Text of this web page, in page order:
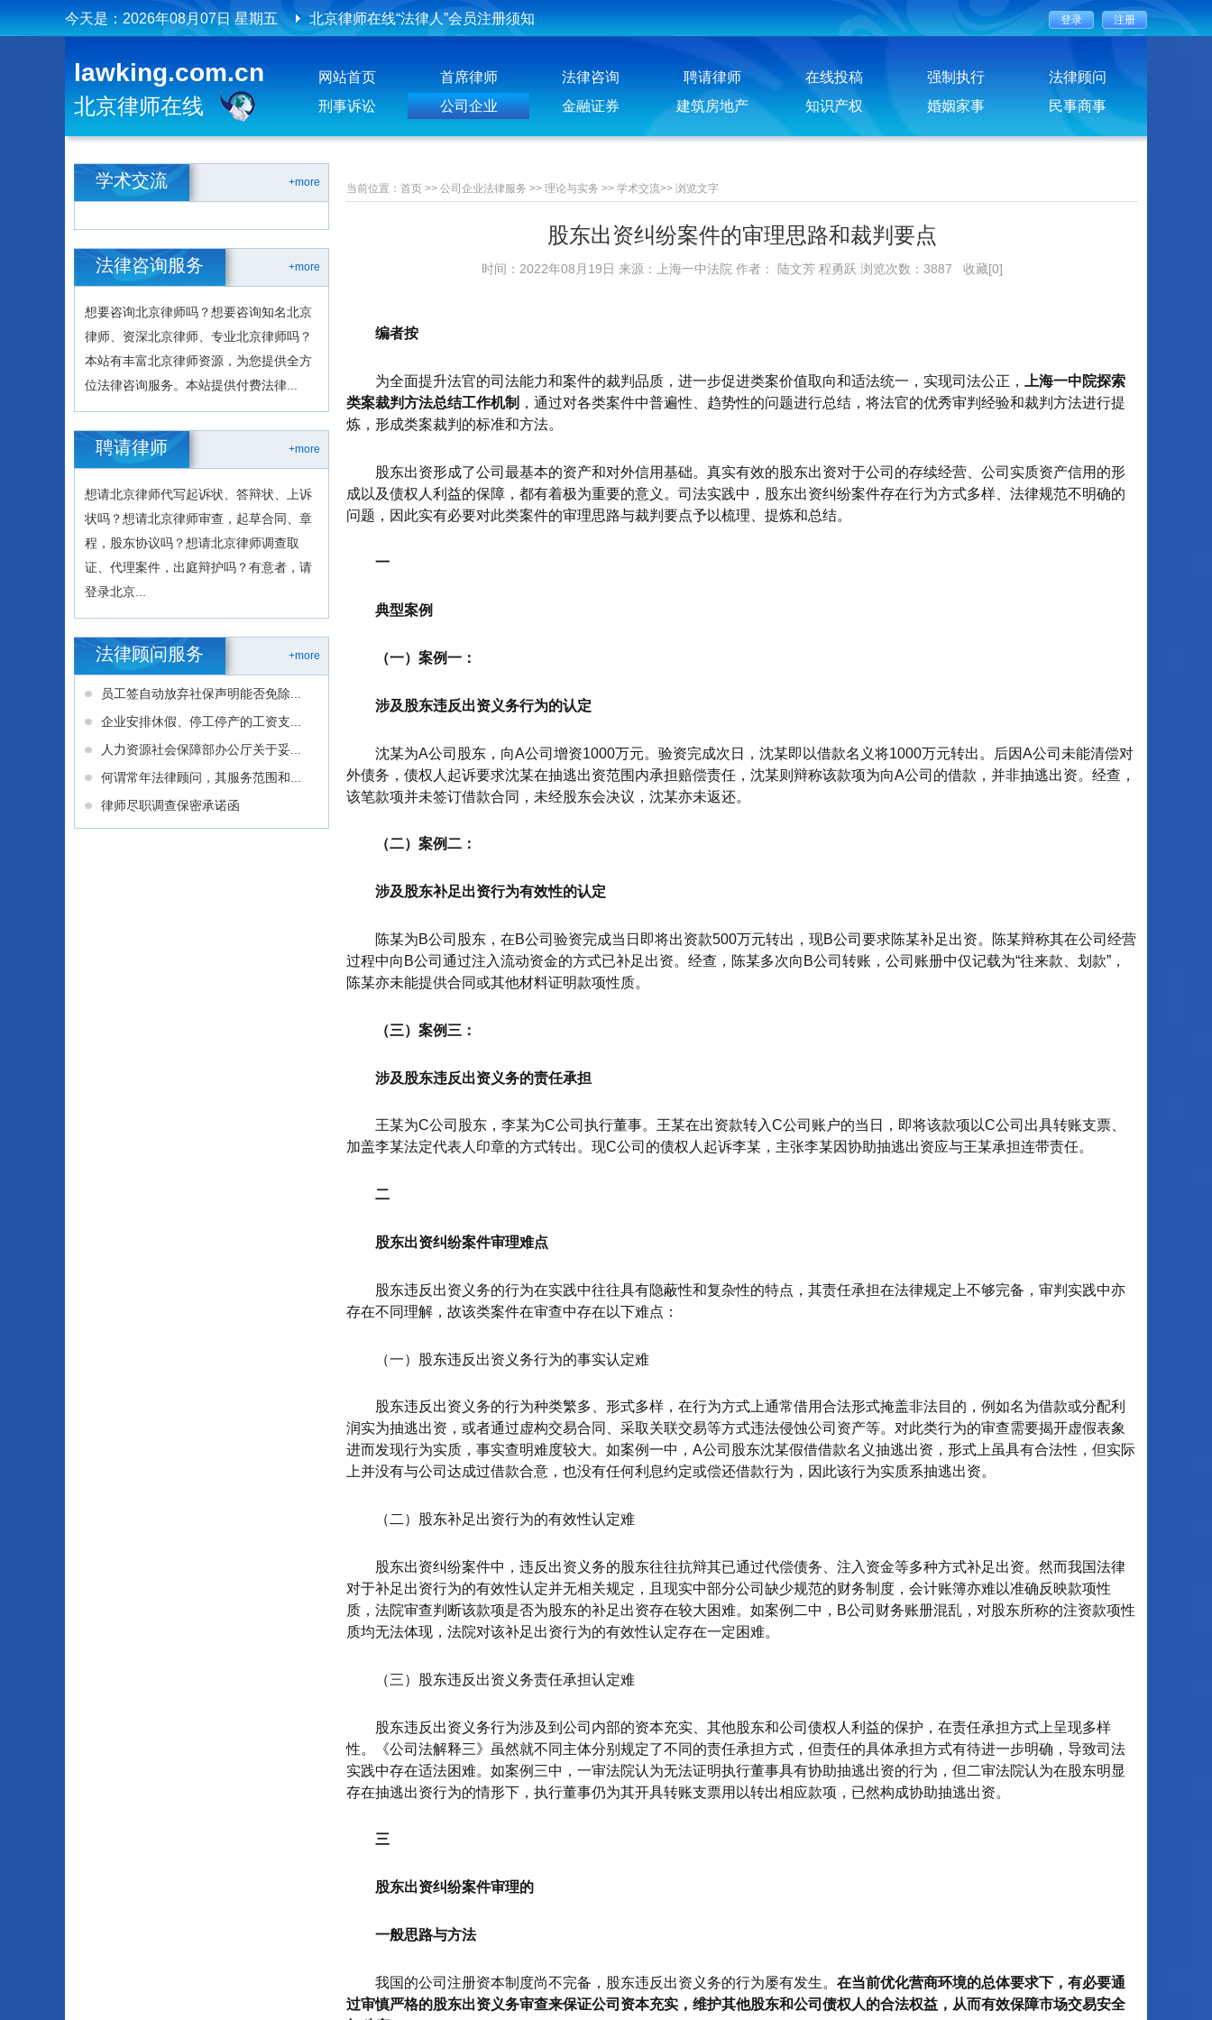
今天是： 2026年08月07日 星期五
北京律师在线投稿须知
lawking.com.cn
北京律师在线
网站首页 首席律师 法律咨询 聘请律师 在线投稿 强制执行
法律顾问
刑事诉讼
公司企业 金融证券 建筑房地产 知识产权 婚姻家事 民事商事
+more
学术交流
+more
法律咨询服务
想要咨询北京律师吗？想要咨询知名北京
律师、资深北京律师、专业北京律师吗？
本站有丰富北京律师资源，为您提供全方
位法律咨询服务。本站提供付费法律...
+more
聘请律师
想请北京律师代写起诉状、答辩状、上诉
状吗？想请北京律师审查，起草合同、章
程，股东协议吗？想请北京律师调查取
证、代理案件，出庭辩护吗？有意者，请
登录北京...
+more
法律顾问服务
员工签自动放弃社保声明能否免除...
企业安排休假、停工停产的工资支...
人力资源社会保障部办公厅关于妥...
何谓常年法律顾问，其服务范围和...
律师尽职调查保密承诺函
当前位置： 首页 >> 公司企业法律服务 >> 理论与实务 >> 学术交流>> 浏览文字
股东出资纠纷案件的审理思路和裁判要点
时间：2022年08月19日 来源：上海一中法院 作者： 陆文芳 程勇跃 浏览次数：3887 收藏[0]
编者按
为全面提升法官的司法能力和案件的裁判品质，进一步促进类案价值取向和适法统一，实现司法公正，
上海一中院探索
类案裁判方法总结工作机制 ，通过对各类案件中普遍性、趋势性的问题进行总结，将法官的优秀审判经验和裁判方法进行提
炼，形成类案裁判的标准和方法。
股东出资形成了公司最基本的资产和对外信用基础。真实有效的股东出资对于公司的存续经营、公司实质资产信用的形
成以及债权人利益的保障，都有着极为重要的意义。司法实践中，股东出资纠纷案件存在行为方式多样、法律规范不明确的
问题，因此实有必要对此类案件的审理思路与裁判要点予以梳理、提炼和总结。
一
典型案例
（一）案例一：
涉及股东违反出资义务行为的认定
沈某为A公司股东，向A公司增资1000万元。验资完成次日，沈某即以借款名义将1000万元转出。后因A公司未能清偿对
外债务，债权人起诉要求沈某在抽逃出资范围内承担赔偿责任，沈某则辩称该款项为向A公司的借款，并非抽逃出资。经查，
该笔款项并未签订借款合同，未经股东会决议，沈某亦未返还。
（二）案例二：
涉及股东补足出资行为有效性的认定
陈某为B公司股东，在B公司验资完成当日即将出资款500万元转出，现B公司要求陈某补足出资。陈某辩称其在公司经营
过程中向B公司通过注入流动资金的方式已补足出资。经查，陈某多次向B公司转账，公司账册中仅记载为“往来款、划款”，
陈某亦未能提供合同或其他材料证明款项性质。
（三）案例三：
涉及股东违反出资义务的责任承担
王某为C公司股东，李某为C公司执行董事。王某在出资款转入C公司账户的当日，即将该款项以C公司出具转账支票、
加盖李某法定代表人印章的方式转出。现C公司的债权人起诉李某，主张李某因协助抽逃出资应与王某承担连带责任。
二
股东出资纠纷案件审理难点
股东违反出资义务的行为在实践中往往具有隐蔽性和复杂性的特点，其责任承担在法律规定上不够完备，审判实践中亦
存在不同理解，故该类案件在审查中存在以下难点：
（一）股东违反出资义务行为的事实认定难
股东违反出资义务的行为种类繁多、形式多样，在行为方式上通常借用合法形式掩盖非法目的，例如名为借款或分配利
润实为抽逃出资，或者通过虚构交易合同、采取关联交易等方式违法侵蚀公司资产等。对此类行为的审查需要揭开虚假表象
进而发现行为实质，事实查明难度较大。如案例一中，A公司股东沈某假借借款名义抽逃出资，形式上虽具有合法性，但实际
上并没有与公司达成过借款合意，也没有任何利息约定或偿还借款行为，因此该行为实质系抽逃出资。
（二）股东补足出资行为的有效性认定难
股东出资纠纷案件中，违反出资义务的股东往往抗辩其已通过代偿债务、注入资金等多种方式补足出资。然而我国法律
对于补足出资行为的有效性认定并无相关规定，且现实中部分公司缺少规范的财务制度，会计账簿亦难以准确反映款项性
质，法院审查判断该款项是否为股东的补足出资存在较大困难。如案例二中，B公司财务账册混乱，对股东所称的注资款项性
质均无法体现，法院对该补足出资行为的有效性认定存在一定困难。
（三）股东违反出资义务责任承担认定难
股东违反出资义务行为涉及到公司内部的资本充实、其他股东和公司债权人利益的保护，在责任承担方式上呈现多样
性。《公司法解释三》虽然就不同主体分别规定了不同的责任承担方式，但责任的具体承担方式有待进一步明确，导致司法
实践中存在适法困难。如案例三中，一审法院认为无法证明执行董事具有协助抽逃出资的行为，但二审法院认为在股东明显
存在抽逃出资行为的情形下，执行董事仍为其开具转账支票用以转出相应款项，已然构成协助抽逃出资。
三
股东出资纠纷案件审理的
一般思路与方法
我国的公司注册资本制度尚不完备，股东违反出资义务的行为屡有发生。 在当前优化营商环境的总体要求下，有必要通
过审慎严格的股东出资义务审查来保证公司资本充实，维护其他股东和公司债权人的合法权益，从而有效保障市场交易安全